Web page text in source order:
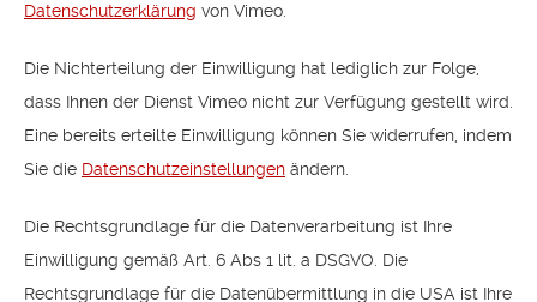
Datenschutzerklärung von Vimeo.
Die Nichterteilung der Einwilligung hat lediglich zur Folge,
dass Ihnen der Dienst Vimeo nicht zur Verfügung gestellt wird.
Eine bereits erteilte Einwilligung können Sie widerrufen, indem
Sie die Datenschutzeinstellungen ändern.
Die Rechtsgrundlage für die Datenverarbeitung ist Ihre
Einwilligung gemäß Art. 6 Abs 1 lit. a DSGVO. Die
Rechtsgrundlage für die Datenübermittlung in die USA ist Ihre